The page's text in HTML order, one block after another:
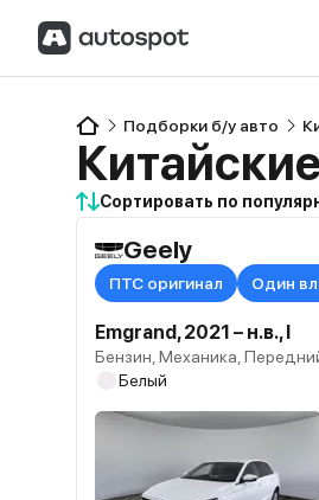
Подборки б/у авто
Сортировать по
Geely
ПТС оригинал Один
Emgrand, 2021 – н.в., I
Бензин, Механика,
Белый